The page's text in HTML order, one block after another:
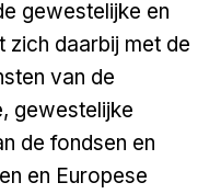
gewestelijke en
zich daarbij met de
van de
gewestelijke
de fondsen en
en Europese